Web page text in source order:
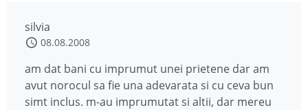
silvia
08.08.2008
am dat bani cu imprumut unei prietene dar am
avut norocul sa fie una adevarata si cu ceva bun
simt inclus. m-au imprumutat si altii, dar mereu